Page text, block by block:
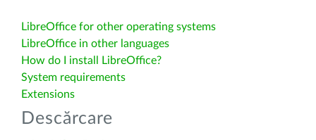
LibreOffice for other operating systems
LibreOffice in other languages
How do I install LibreOffice?
System requirements
Extensions
Descărcare